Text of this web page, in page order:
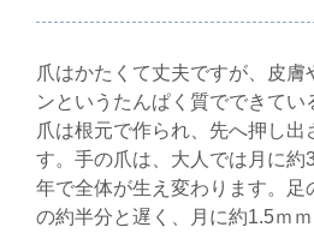
爪はかたくて丈夫ですが、皮膚
ンというたんぱく質でできてい
爪は根元で作られ、先へ押し出
す。手の爪は、大人では月に約
年で全体が生え変わります。足
の約半分と遅く、月に約1.5ｍ